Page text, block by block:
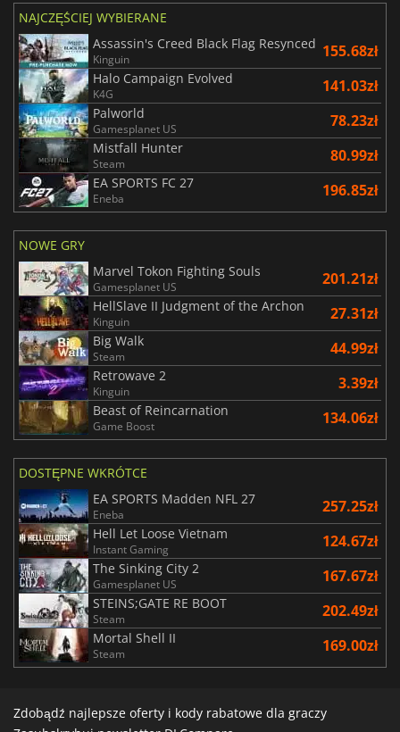
NAJCZĘŚCIEJ WYBIERANE
Assassin's Creed Black Flag Resynced
Kinguin 155.68zł
Halo Campaign Evolved
K4G 141.03zł
Palworld
Gamesplanet US 78.23zł
Mistfall Hunter
Steam 80.99zł
EA SPORTS FC 27
Eneba 196.85zł
NOWE GRY
Marvel Tokon Fighting Souls
Gamesplanet US 201.21zł
HellSlave II Judgment of the Archon
Kinguin 27.31zł
Big Walk
Steam 44.99zł
Retrowave 2
Kinguin 3.39zł
Beast of Reincarnation
Game Boost 134.06zł
DOSTĘPNE WKRÓTCE
EA SPORTS Madden NFL 27
Eneba 257.25zł
Hell Let Loose Vietnam
Instant Gaming 124.67zł
The Sinking City 2
Gamesplanet US 167.67zł
STEINS;GATE RE BOOT
Steam 202.49zł
Mortal Shell II
Steam 169.00zł
Zdobądź najlepsze oferty i kody rabatowe dla graczy